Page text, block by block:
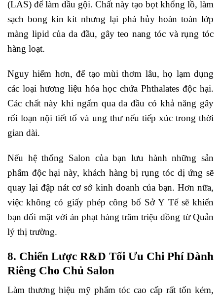
(LAS) để làm dầu gội. Chất này tạo bọt khổng lồ, làm
sạch bong kin kít nhưng lại phá hủy hoàn toàn lớp
màng lipid của da đầu, gây teo nang tóc và rụng tóc
hàng loạt.
Nguy hiểm hơn, để tạo mùi thơm lâu, họ lạm dụng
các loại hương liệu hóa học chứa Phthalates độc hại.
Các chất này khi ngấm qua da đầu có khả năng gây
rối loạn nội tiết tố và ung thư nếu tiếp xúc trong thời
gian dài.
Nếu hệ thống Salon của bạn lưu hành những sản
phẩm độc hại này, khách hàng bị rụng tóc dị ứng sẽ
quay lại đập nát cơ sở kinh doanh của bạn. Hơn nữa,
việc không có giấy phép công bố Sở Y Tế sẽ khiến
bạn đối mặt với án phạt hàng trăm triệu đồng từ Quản
lý thị trường.
8. Chiến Lược R&D Tối Ưu Chi Phí Dành
Riêng Cho Chủ Salon
Làm thương hiệu mỹ phẩm tóc cao cấp rất tốn kém,